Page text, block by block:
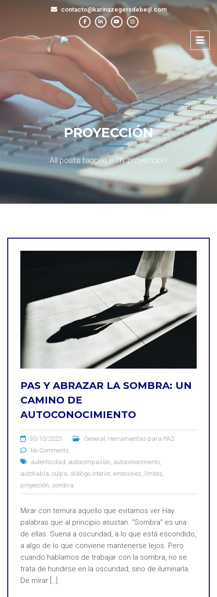
contacto@karinazegersdebeijl.com
PROYECCIÓN
All posts tagged with 'proyección'
PAS Y ABRAZAR LA SOMBRA: UN
CAMINO DE
AUTOCONOCIMIENTO
30/10/2025 General
Herramientas para PAS
No Comments
autenticidad autocompasión autoconocimiento
autohabla culpa diálogo interior, emociones límites
proyección sombra
Mirar con ternura aquello que evitamos ver Hay
palabras que al principio asustan. “Sombra” es una
de ellas. Suena a oscuridad, a lo que está escondido,
a algo de lo que conviene mantenerse lejos. Pero
cuando hablamos de trabajar con la sombra, no se
trata de hundirse en la oscuridad, sino de iluminarla.
De mirar […]